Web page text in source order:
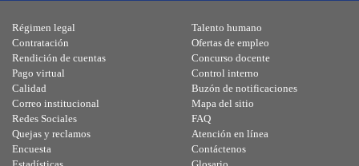
Régimen legal
Contratación
Rendición de cuentas
Pago virtual
Calidad
Talento humano
Ofertas de empleo
Concurso docente
Control interno
Buzón de notificaciones
Correo institucional
Redes Sociales
Quejas y reclamos
Encuesta
Mapa del sitio
FAQ
Atención en línea
Contáctenos